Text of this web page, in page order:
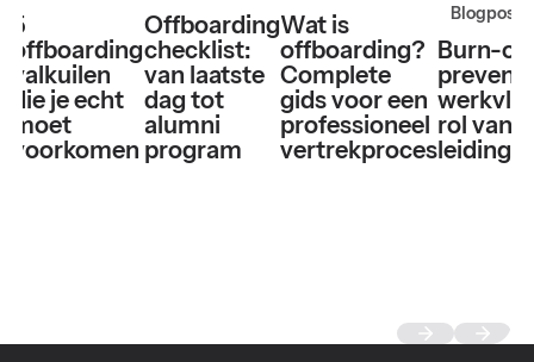
5
offboarding
valkuilen
die je echt
moet
voorkomen
Offboarding
checklist:
van laatste
dag tot
alumni
program
Wat is
offboarding?
Complete
gids voor een
professioneel
vertrekproces
Blogpost
Burn-
rol van